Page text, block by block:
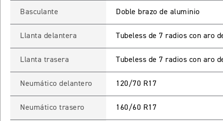
Basculante Doble brazo de aluminio
Llanta delantera Tubeless de 7 radios con aro
Llanta trasera Tubeless de 7 radios con aro
Neumático delantero 120/70 R17
Neumático trasero 160/60 R17
Ingresa tu rut y
registrarte.